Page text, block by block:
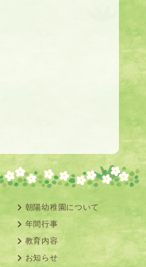
朝陽幼稚園について
年間行事
教育内容
お知らせ